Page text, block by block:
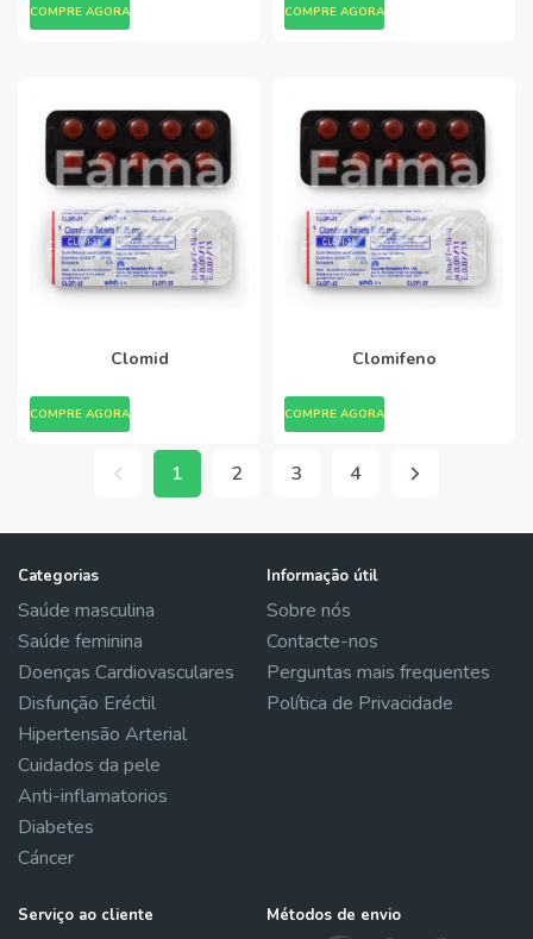
COMPRE AGORA COMPRE AGORA
Clomid
COMPRE AGORA
Clomifeno
COMPRE AGORA
1 2 3 4
Categorias
Saúde masculina
Saúde feminina
Doenças Cardiovasculares
Disfunção Eréctil
Hipertensão Arterial
Cuidados da pele
Anti-inflamatorios
Diabetes
Cáncer
Informação útil
Sobre nós
Contacte-nos
Perguntas mais frequentes
Política de Privacidade
Serviço ao cliente Métodos de envio